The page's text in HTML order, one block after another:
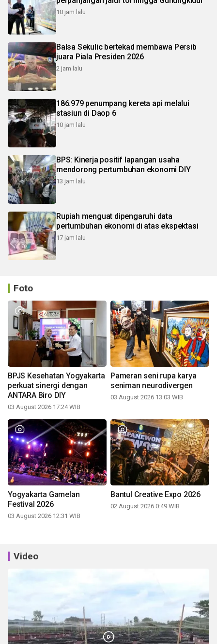
10 jam lalu
Balsa Sekulic bertekad membawa Persib
juara Piala Presiden 2026
2 jam lalu
186.979 penumpang kereta api melalui
stasiun di Daop 6
10 jam lalu
BPS: Kinerja positif lapangan usaha
mendorong pertumbuhan ekonomi DIY
13 jam lalu
Rupiah menguat dipengaruhi data
pertumbuhan ekonomi di atas ekspektasi
17 jam lalu
Foto
BPJS Kesehatan Yogyakarta
perkuat sinergi dengan
ANTARA Biro DIY
03 August 2026 17:24 WIB
Pameran seni rupa karya
seniman neurodivergen
03 August 2026 13:03 WIB
Yogyakarta Gamelan
Festival 2026
03 August 2026 12:31 WIB
Bantul Creative Expo 2026
02 August 2026 0:49 WIB
Video